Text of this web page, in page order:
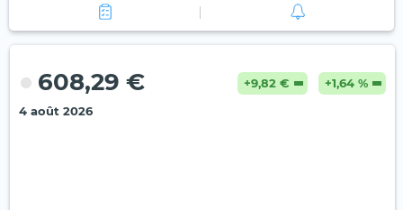
608,29 € +9,82 €
+1,64 %
4 août 2026